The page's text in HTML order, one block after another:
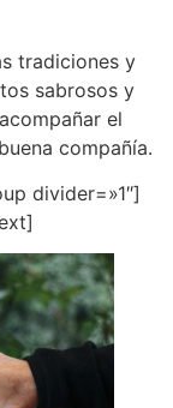
tradiciones y
sabrosos y
el
compañía.
divider=»1″]